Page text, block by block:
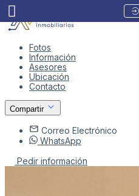
Fotos
Información
Asesores
Ubicación
Contacto
Compartir
Correo Electrónico
WhatsApp
Pedir información